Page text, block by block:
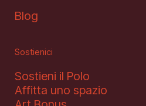
Blog
Sostienici
Sostieni il Polo
Affitta uno spazio